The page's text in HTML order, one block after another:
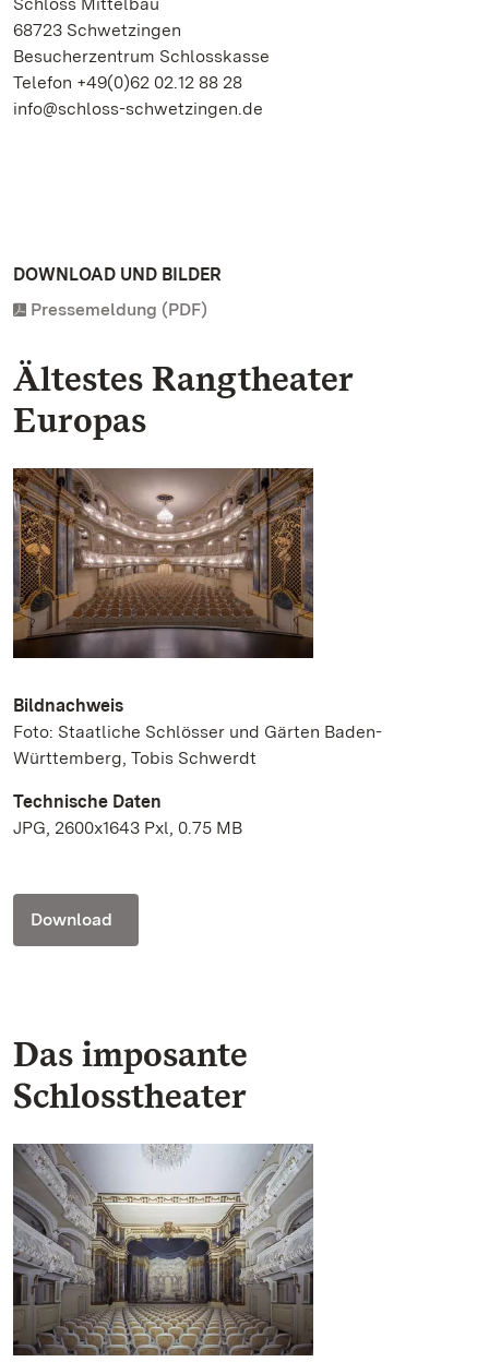
68723 Schwetzingen
Besucherzentrum Schlosskasse
Telefon +49(0)62 02.12 88 28
info@schloss-schwetzingen.de
DOWNLOAD UND BILDER
Pressemeldung (PDF)
Ältestes Rangtheater
Europas
Bildnachweis
Foto: Staatliche Schlösser und Gärten Baden-
Württemberg, Tobis Schwerdt
Technische Daten
JPG, 2600x1643 Pxl, 0.75 MB
Download
Das imposante
Schlosstheater